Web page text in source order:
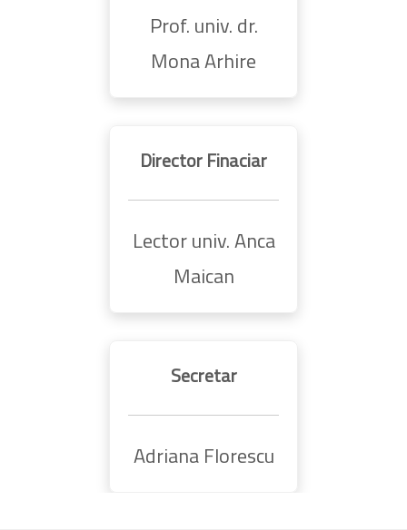
Prof. univ. dr.
Mona Arhire
Director Finaciar
Lector univ. Anca
Maican
Secretar
Adriana Florescu